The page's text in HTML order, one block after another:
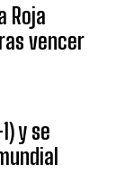
Roja
vencer
y se